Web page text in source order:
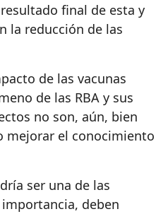
final de esta y
la reducción de las
de las vacunas
de las RBA y sus
no son, aún, bien
mejorar el conocimiento
ser una de las
deben